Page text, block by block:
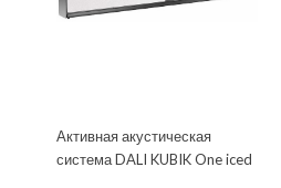
Активная акустическая
система DALI KUBIK One iced